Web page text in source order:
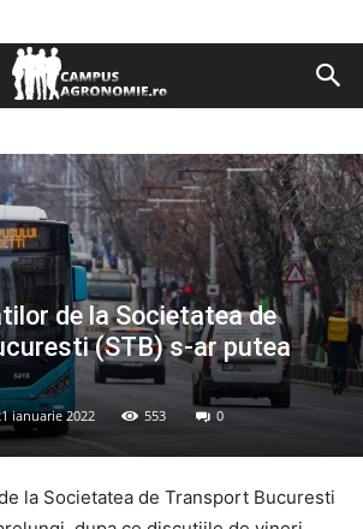
de la Societatea de
(STB) s-ar putea
ianuarie 2022 553 0
la Societatea de Transport Bucuresti